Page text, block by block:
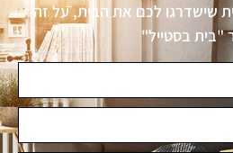
שישדרגו לכם את הבית, על זה
"בית בסטייל"